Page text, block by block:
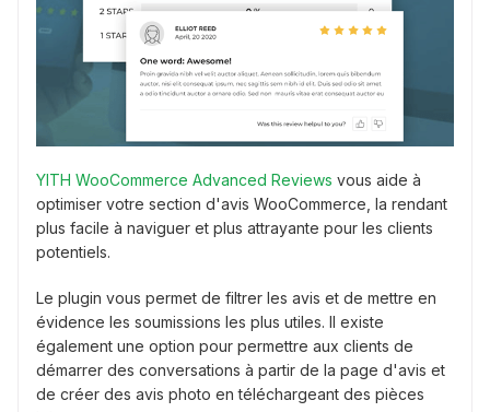
YITH WooCommerce Advanced Reviews vous aide à
optimiser votre section d'avis WooCommerce, la rendant
plus facile à naviguer et plus attrayante pour les clients
potentiels.
Le plugin vous permet de filtrer les avis et de mettre en
évidence les soumissions les plus utiles. Il existe
également une option pour permettre aux clients de
démarrer des conversations à partir de la page d'avis et
de créer des avis photo en téléchargeant des pièces